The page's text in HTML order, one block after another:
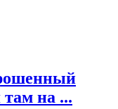
там на ...